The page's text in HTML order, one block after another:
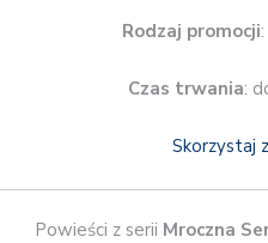
Rodzaj promocji
Czas trwania:
Skorzystaj
Powieści z serii Mroczna